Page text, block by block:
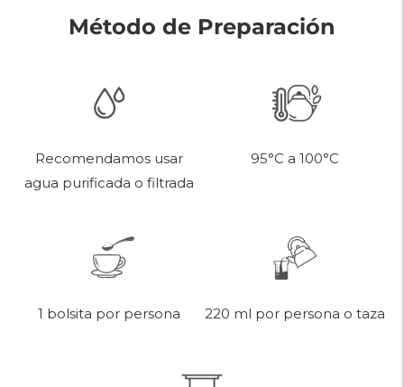
Método de Preparación
Recomendamos usar
agua purificada o filtrada
95°C a 100°C
1 bolsita por persona 220 ml por persona o taza